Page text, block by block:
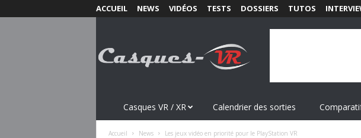
ACCUEIL NEWS VIDÉOS TESTS DOSSIERS TUTOS
s
Casques VR / XR Calendrier des sorties
Accueil News Les jeux vidéo en priorité pour le PlayStation VR